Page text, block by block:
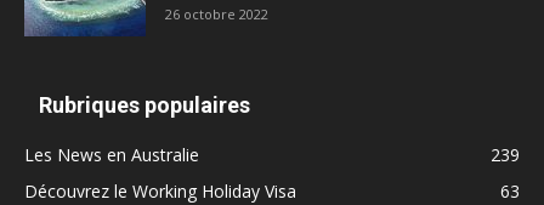
26 octobre 2022
Rubriques populaires
Les News en Australie
239
Découvrez le Working Holiday Visa
63